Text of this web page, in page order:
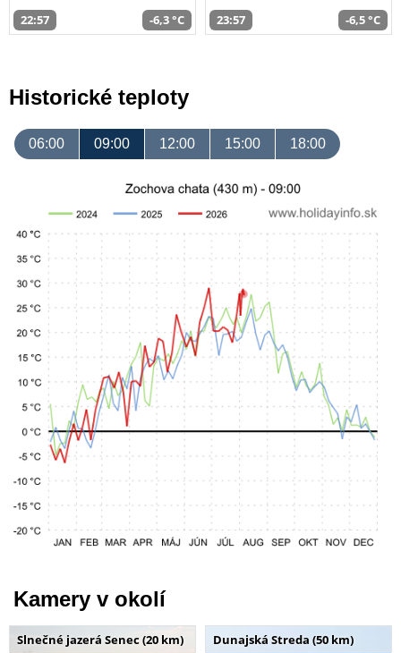
22:57 -6,3 °C 23:57 -6,5 °C
Historické teploty
06:00 09:00 12:00 15:00 18:00
Kamery v okolí
Slnečné jazerá Senec (20 km) Dunajská Streda (50 km)